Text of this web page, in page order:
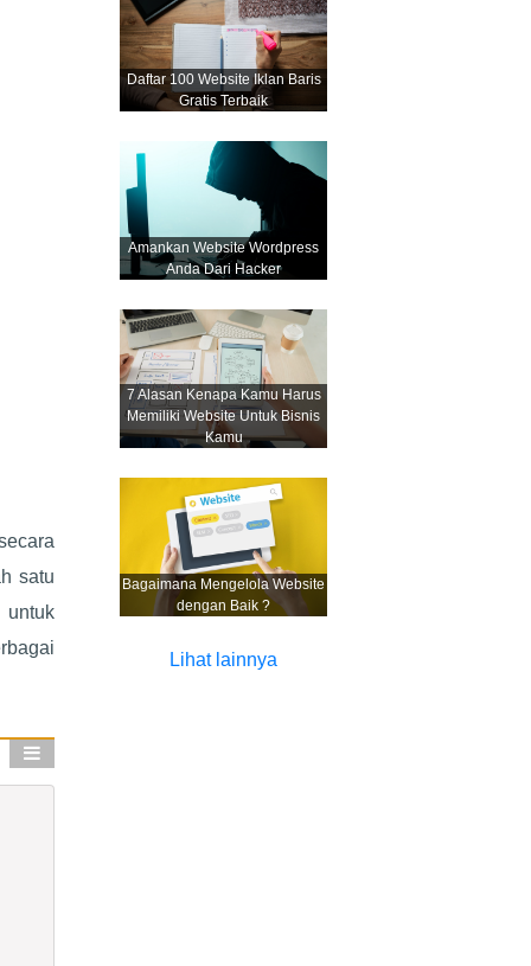
satu
Daftar 100 Website Iklan Baris
Gratis Terbaik
Amankan Website Wordpress
Anda Dari Hacker
7 Alasan Kenapa Kamu Harus
Memiliki Website Untuk Bisnis
Kamu
Bagaimana Mengelola Website
dengan Baik ?
Lihat lainnya